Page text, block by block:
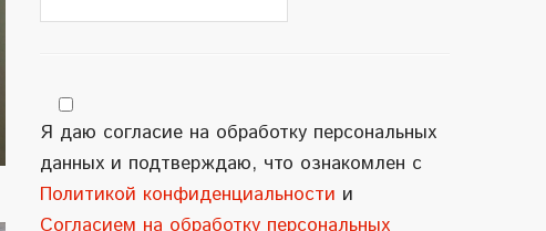
Я даю согласие на обработку персональных
данных и подтверждаю, что ознакомлен с
Политикой конфиденциальности и
Согласием на обработку персональных